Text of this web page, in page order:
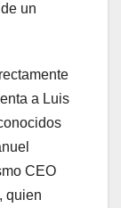
un
a Luis
CEO
quien